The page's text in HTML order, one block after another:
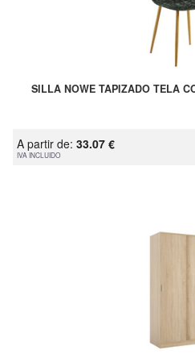
SILLA NOWE TAPIZADO TELA
A partir de: 33.07 €
IVA INCLUIDO